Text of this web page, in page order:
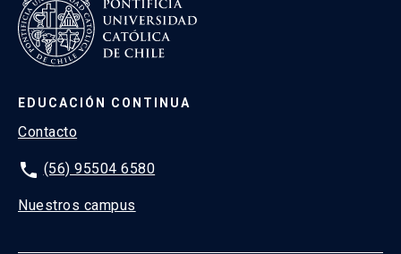
EDUCACIÓN CONTINUA
Contacto
phone (56) 95504 6580
Nuestros campus